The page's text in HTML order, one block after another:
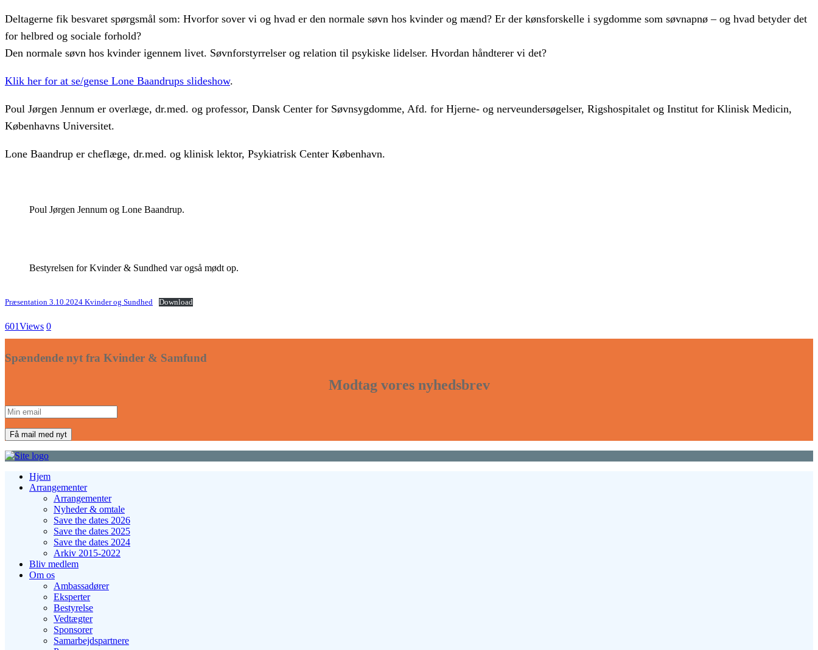
Deltagerne fik besvaret spørgsmål som: Hvorfor sover vi og hvad er den normale søvn hos kvinder og mænd? Er der kønsforskelle i sygdomme som søvnapnø – og hvad betyder det
for helbred og sociale forhold?
Den normale søvn hos kvinder igennem livet. Søvnforstyrrelser og relation til psykiske lidelser. Hvordan håndterer vi det?
Klik her for at se/gense Lone Baandrups slideshow.
Poul Jørgen Jennum er overlæge, dr.med. og professor, Dansk Center for Søvnsygdomme, Afd. for Hjerne- og nerveundersøgelser, Rigshospitalet og Institut for Klinisk Medicin,
Københavns Universitet.
Lone Baandrup er cheflæge, dr.med. og klinisk lektor, Psykiatrisk Center København.
Poul Jørgen Jennum og Lone Baandrup.
Bestyrelsen for Kvinder & Sundhed var også mødt op.
Præsentation 3.10.2024 Kvinder og Sundhed Download
601Views 0
Spændende nyt fra Kvinder & Samfund
Modtag vores nyhedsbrev
Hjem
Arrangementer
Arrangementer
Nyheder & omtale
Save the dates 2026
Save the dates 2025
Save the dates 2024
Arkiv 2015-2022
Bliv medlem
Om os
Ambassadører
Eksperter
Bestyrelse
Vedtægter
Sponsorer
Samarbejdspartnere